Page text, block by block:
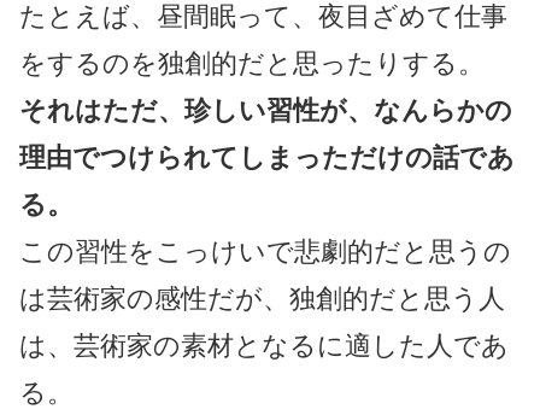
たとえば、昼間眠って、夜目ざめて仕事
をするのを独創的だと思ったりする。
それはただ、珍しい習性が、なんらかの
理由でつけられてしまっただけの話であ
る。
この習性をこっけいで悲劇的だと思うの
は芸術家の感性だが、独創的だと思う人
は、芸術家の素材となるに適した人であ
る。